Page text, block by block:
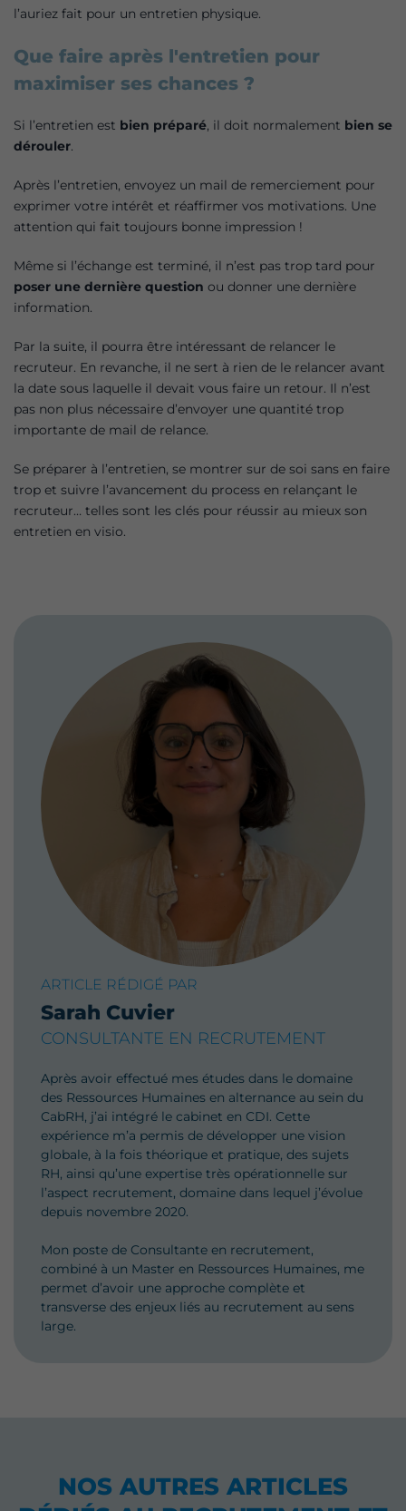
l’auriez fait pour un entretien physique.
Que faire après l'entretien pour
maximiser ses chances ?
Si l’entretien est bien préparé, il doit normalement bien se
dérouler.
Après l’entretien, envoyez un mail de remerciement pour
exprimer votre intérêt et réaffirmer vos motivations. Une
attention qui fait toujours bonne impression !
Même si l’échange est terminé, il n’est pas trop tard pour
poser une dernière question ou donner une dernière
information.
Par la suite, il pourra être intéressant de relancer le
recruteur. En revanche, il ne sert à rien de le relancer avant
la date sous laquelle il devait vous faire un retour. Il n’est
pas non plus nécessaire d’envoyer une quantité trop
importante de mail de relance.
Se préparer à l’entretien, se montrer sur de soi sans en faire
trop et suivre l’avancement du process en relançant le
recruteur… telles sont les clés pour réussir au mieux son
entretien en visio.
ARTICLE RÉDIGÉ PAR
Sarah Cuvier
CONSULTANTE EN RECRUTEMENT
Après avoir effectué mes études dans le domaine
des Ressources Humaines en alternance au sein du
CabRH, j’ai intégré le cabinet en CDI. Cette
expérience m’a permis de développer une vision
globale, à la fois théorique et pratique, des sujets
RH, ainsi qu’une expertise très opérationnelle sur
l’aspect recrutement, domaine dans lequel j’évolue
depuis novembre 2020.
Mon poste de Consultante en recrutement,
combiné à un Master en Ressources Humaines, me
permet d’avoir une approche complète et
transverse des enjeux liés au recrutement au sens
large.
NOS AUTRES ARTICLES